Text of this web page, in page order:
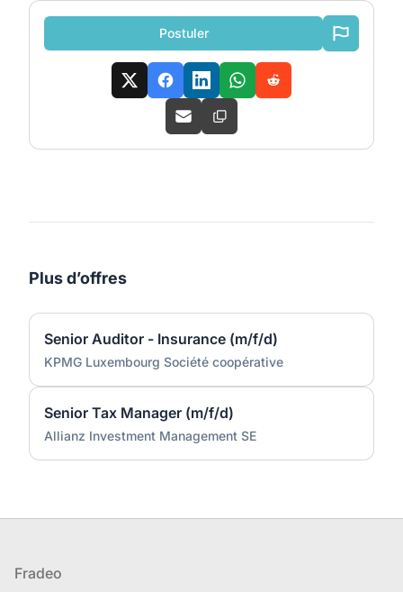
Postuler
Plus d’offres
Senior Auditor - Insurance (m/f/d)
KPMG Luxembourg Société coopérative
Senior Tax Manager (m/f/d)
Allianz Investment Management SE
Pied de page
Fradeo